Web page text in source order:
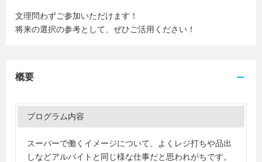
文理問わずご参加いただけます！
将来の選択の参考として、ぜひご活用ください！
概要
プログラム内容
スーパーで働くイメージについて、よくレジ打ちや品出
しなどアルバイトと同じ様な仕事だと思われがちです。